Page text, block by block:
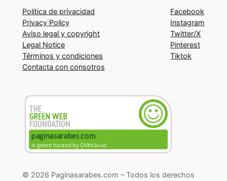
Política de privacidad
Privacy Policy
Aviso legal y copyright
Legal Notice
Términos y condiciones
Contacta con consotros
Facebook
Instagram
Twitter/X
Pinterest
Tiktok
© 2026 Paginasarabes.com – Todos los derechos